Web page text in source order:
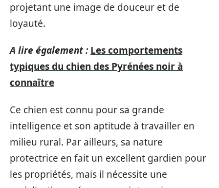
projetant une image de douceur et de
loyauté.
A lire également : Les comportements
typiques du chien des Pyrénées noir à
connaître
Ce chien est connu pour sa grande
intelligence et son aptitude à travailler en
milieu rural. Par ailleurs, sa nature
protectrice en fait un excellent gardien pour
les propriétés, mais il nécessite une